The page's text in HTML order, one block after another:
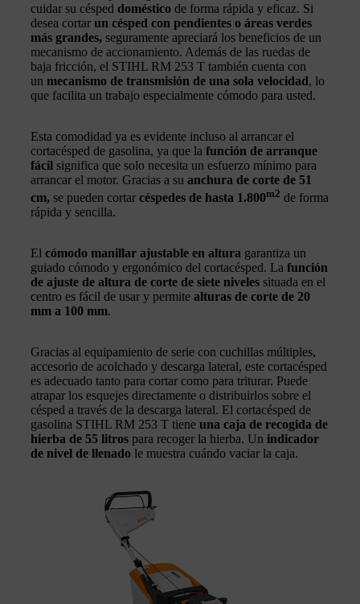
cuidar su césped doméstico de forma rápida y eficaz. Si
desea cortar un césped con pendientes o áreas verdes
más grandes, seguramente apreciará los beneficios de un
mecanismo de accionamiento. Además de las ruedas de
baja fricción, el STIHL RM 253 T también cuenta con
un mecanismo de transmisión de una sola velocidad, lo
que facilita un trabajo especialmente cómodo para usted.
Esta comodidad ya es evidente incluso al arrancar el
cortacésped de gasolina, ya que la función de arranque
fácil significa que solo necesita un esfuerzo mínimo para
arrancar el motor. Gracias a su anchura de corte de 51
cm, se pueden cortar céspedes de hasta 1.800m2 de forma
rápida y sencilla.
El cómodo manillar ajustable en altura garantiza un
guiado cómodo y ergonómico del cortacésped. La función
de ajuste de altura de corte de siete niveles situada en el
centro es fácil de usar y permite alturas de corte de 20
mm a 100 mm.
Gracias al equipamiento de serie con cuchillas múltiples,
accesorio de acolchado y descarga lateral, este cortacésped
es adecuado tanto para cortar como para triturar. Puede
atrapar los esquejes directamente o distribuirlos sobre el
césped a través de la descarga lateral. El cortacésped de
gasolina STIHL RM 253 T tiene una caja de recogida de
hierba de 55 litros para recoger la hierba. Un indicador
de nivel de llenado le muestra cuándo vaciar la caja.